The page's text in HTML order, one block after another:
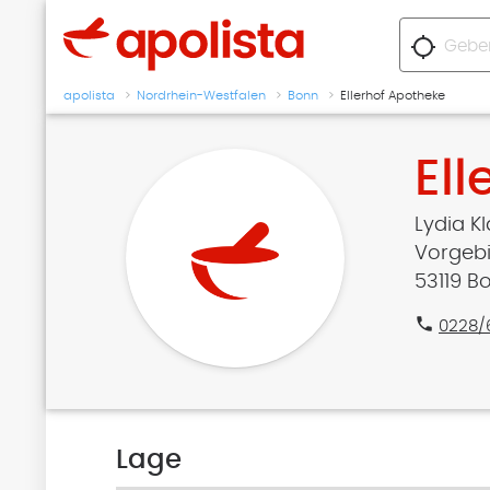
location_searching
apolista Nordrhein-Westfalen Bonn Ellerhof Apotheke
Lydia
53119
phone 0228/
Lage